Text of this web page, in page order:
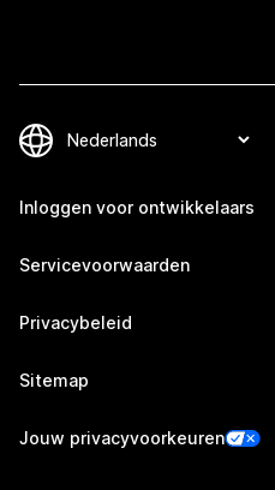
Inloggen voor ontwikkelaars
Servicevoorwaarden
Privacybeleid
Sitemap
Jouw privacyvoorkeuren